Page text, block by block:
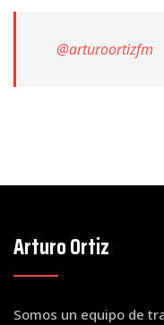
@arturoortizfm
Arturo Ortiz
Somos un equipo de